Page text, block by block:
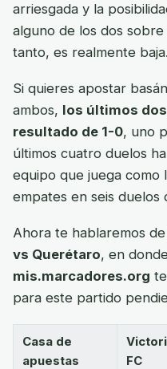
arriesgada y la
alguno de los dos
tanto, es realmente baja.
Si quieres apostar
ambos, los últimos
resultado de 1-0, uno
últimos cuatro duelos
equipo que juega como
empates en seis duelos
Ahora te hablaremos
vs Querétaro, en
mis.marcadores.org
para este partido
Casa de
apuestas
FC